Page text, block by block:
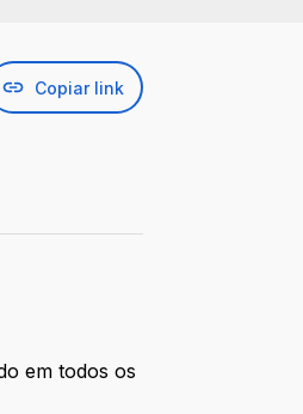
Copiar link
em todos os